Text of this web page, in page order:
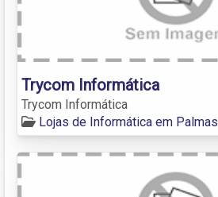
Trycom Informática
Trycom Informática
Lojas de Informática em Palmas